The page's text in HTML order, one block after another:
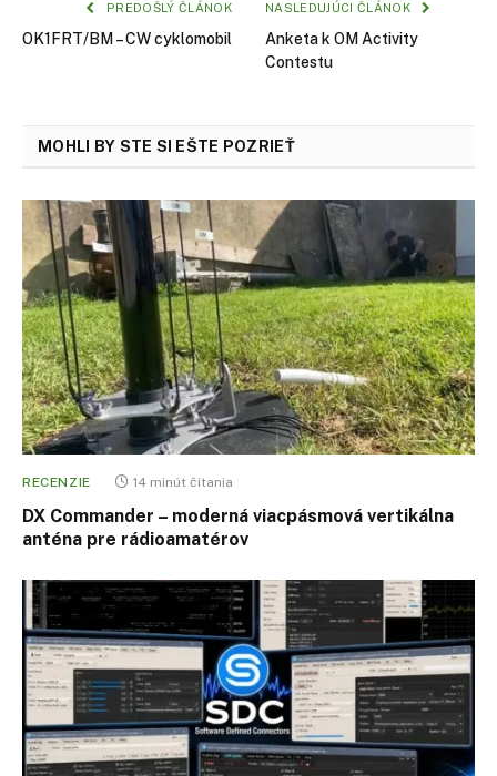
PREDOŠLÝ ČLÁNOK
OK1FRT/BM – CW cyklomobil
NASLEDUJÚCI ČLÁNOK
Anketa k OM Activity
Contestu
MOHLI BY STE SI EŠTE POZRIEŤ
RECENZIE 14 minút čítania
DX Commander – moderná viacpásmová vertikálna
anténa pre rádioamatérov